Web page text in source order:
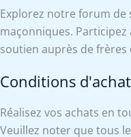
Explorez notre forum de
maçonniques.
soutien auprès de frères
Conditions
Réalisez vos achats en
Veuillez noter que tous